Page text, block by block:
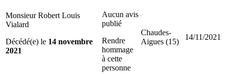
Monsieur Robert Louis
Vialard
Décédé(e) le 14 novembre
2021
Aucun avis
publié
Rendre
hommage
à cette
personne
Chaudes-
Aigues (15)
14/11/2021